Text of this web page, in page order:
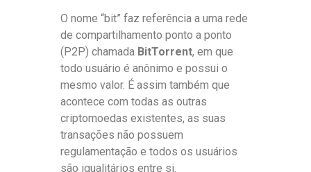
O nome “bit” faz referência a uma rede
de compartilhamento ponto a ponto
(P2P) chamada BitTorrent, em que
todo usuário é anônimo e possui o
mesmo valor. É assim também que
acontece com todas as outras
criptomoedas existentes, as suas
transações não possuem
regulamentação e todos os usuários
são igualitários entre si.